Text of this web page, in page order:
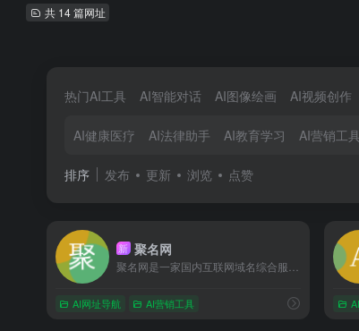
共 14 篇网址
热门AI工具 AI智能对话 AI图像绘画 AI视频创作
AI健康医疗 AI法律助手 AI教育学习 AI营销工具
排序 发布 更新 浏览 点赞
新 聚名网
AI网址导航 AI营销工具